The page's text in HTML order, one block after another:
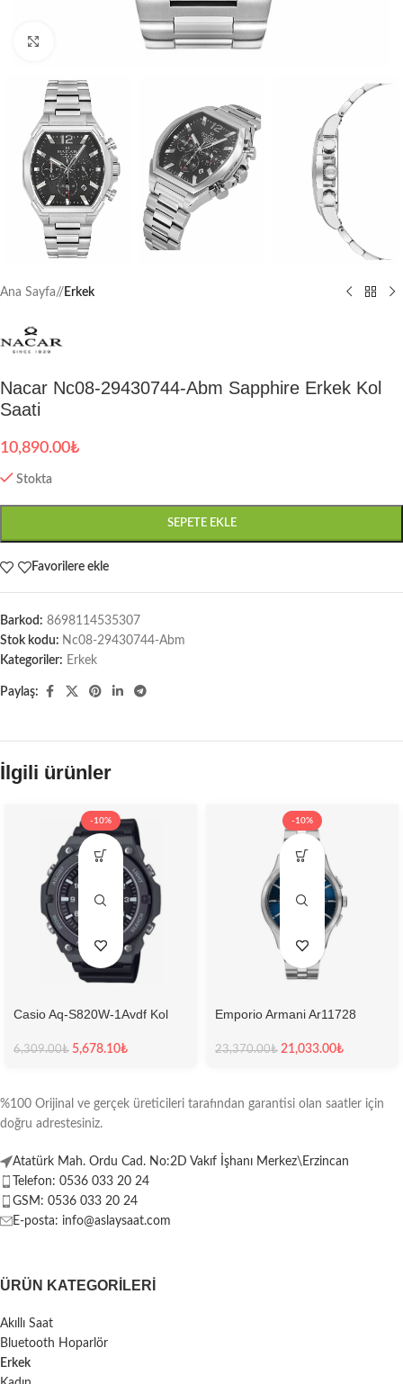
Büyütmek için tıklayın
Ana Sayfa/ Erkek
Nacar Nc08-29430744-Abm Sapphire Erkek Kol
Saati
10,890.00₺
Stokta
SEPETE EKLE
Favorilere ekle
Barkod: 8698114535307
Stok kodu: Nc08-29430744-Abm
Kategoriler: Erkek
Paylaş:
İlgili ürünler
-10%
Casio Aq-S820W-1Avdf Kol
6,309.00₺ 5,678.10₺
-10%
Emporio Armani Ar11728
23,370.00₺ 21,033.00₺
%100 Orijinal ve gerçek üreticileri tarafından garantisi olan saatler için
doğru adrestesiniz.
Atatürk Mah. Ordu Cad. No:2D Vakıf İşhanı Merkez\Erzincan
Telefon: 0536 033 20 24
GSM: 0536 033 20 24
E-posta: info@aslaysaat.com
ÜRÜN KATEGORILERI
Akıllı Saat
Bluetooth Hoparlör
Erkek